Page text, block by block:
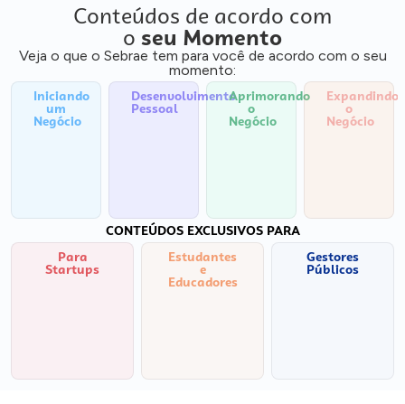
Conteúdos de acordo com
o seu Momento
Veja o que o Sebrae tem para você de acordo com o seu
momento:
Iniciando
um
Negócio
Desenvolvimento
Pessoal
Aprimorando
o
Negócio
Expandindo
o
Negócio
CONTEÚDOS EXCLUSIVOS PARA
Para
Startups
Estudantes
e
Educadores
Gestores
Públicos